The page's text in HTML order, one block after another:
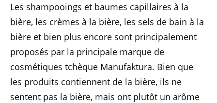
Les shampooings et baumes capillaires à la
bière, les crèmes à la bière, les sels de bain à la
bière et bien plus encore sont principalement
proposés par la principale marque de
cosmétiques tchèque Manufaktura. Bien que
les produits contiennent de la bière, ils ne
sentent pas la bière, mais ont plutôt un arôme